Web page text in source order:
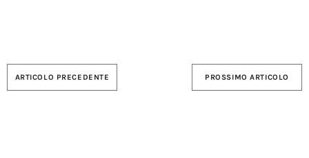
ARTICOLO PRECEDENTE PROSSIMO ARTICOLO